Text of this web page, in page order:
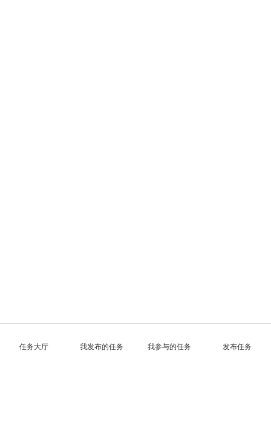
任务大厅 我发布的任务 我参与的任务 发布任务